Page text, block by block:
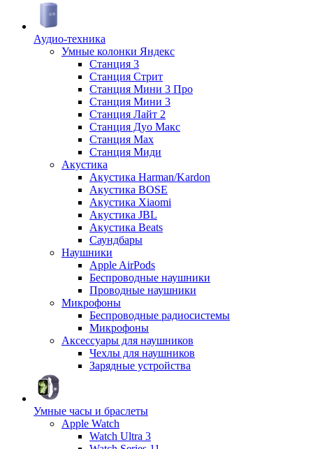
Аудио-техника
Умные колонки Яндекс
Станция 3
Станция Стрит
Станция Мини 3 Про
Станция Мини 3
Станция Лайт 2
Станция Дуо Макс
Станция Max
Станция Миди
Акустика
Акустика Harman/Kardon
Акустика BOSE
Акустика Xiaomi
Акустика JBL
Акустика Beats
Саундбары
Наушники
Apple AirPods
Беспроводные наушники
Проводные наушники
Микрофоны
Беспроводные радиосистемы
Микрофоны
Аксессуары для наушников
Чехлы для наушников
Зарядные устройства
Умные часы и браслеты
Apple Watch
Watch Ultra 3